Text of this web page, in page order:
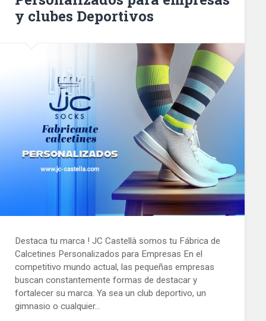
y clubes Deportivos
Destaca tu marca ! JC Castellà somos tu Fábrica de
Calcetines Personalizados para Empresas En el
competitivo mundo actual, las pequeñas empresas
buscan constantemente formas de destacar y
fortalecer su marca. Ya sea un club deportivo, un
gimnasio o cualquier…